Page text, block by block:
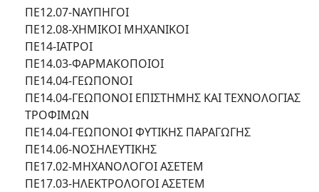
ΠΕ12.07-ΝΑΥΠΗΓΟΙ
ΠΕ12.08-ΧΗΜΙΚΟΙ ΜΗΧΑΝΙΚΟΙ
ΠΕ14-ΙΑΤΡΟΙ
ΠΕ14.03-ΦΑΡΜΑΚΟΠΟΙΟΙ
ΠΕ14.04-ΓΕΩΠΟΝΟΙ
ΠΕ14.04-ΓΕΩΠΟΝΟΙ ΕΠΙΣΤΗΜΗΣ ΚΑΙ ΤΕΧΝΟΛΟΓΙΑΣ
ΤΡΟΦΙΜΩΝ
ΠΕ14.04-ΓΕΩΠΟΝΟΙ ΦΥΤΙΚΗΣ ΠΑΡΑΓΩΓΗΣ
ΠΕ14.06-ΝΟΣΗΛΕΥΤΙΚΗΣ
ΠΕ17.02-ΜΗΧΑΝΟΛΟΓΟΙ ΑΣΕΤΕΜ
ΠΕ17.03-ΗΛΕΚΤΡΟΛΟΓΟΙ ΑΣΕΤΕΜ